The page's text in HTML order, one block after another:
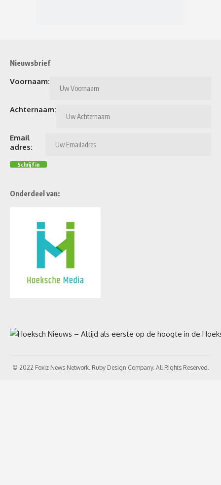
Nieuwsbrief
Voornaam:
Achternaam:
Email
adres:
Onderdeel van:
© 2022 Foxiz News Network. Ruby Design Company. All Rights Reserved.